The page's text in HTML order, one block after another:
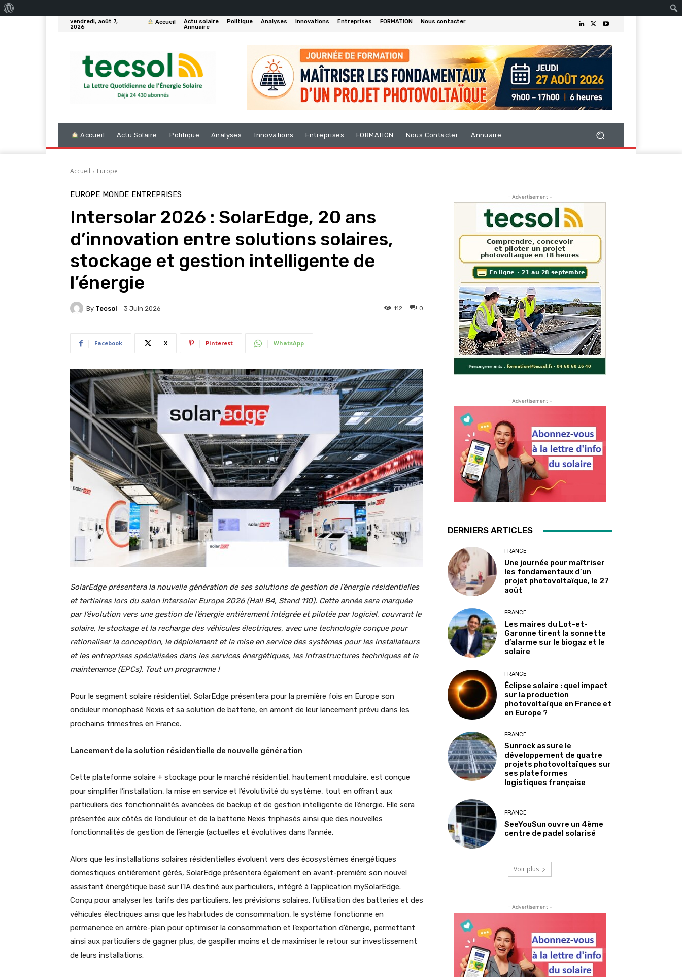
vendredi, août 7,
2026
Accueil Actu solaire Politique Analyses Innovations Entreprises FORMATION
Nous contacter
Annuaire
Accueil Actu Solaire Politique Analyses Innovations Entreprises FORMATION Nous Contacter Annuaire
Accueil Europe
EUROPE MONDE ENTREPRISES
Intersolar 2026 : SolarEdge, 20 ans
d’innovation entre solutions solaires,
stockage et gestion intelligente de
l’énergie
By Tecsol 3 Juin 2026 0
112
Facebook X Pinterest WhatsApp
SolarEdge présentera la nouvelle génération de ses solutions de gestion de l’énergie résidentielles
et tertiaires lors du salon Intersolar Europe 2026 (Hall B4, Stand 110). Cette année sera marquée
par l’évolution vers une gestion de l’énergie entièrement intégrée et pilotée par logiciel, couvrant le
solaire, le stockage et la recharge des véhicules électriques, avec une technologie conçue pour
rationaliser la conception, le déploiement et la mise en service des systèmes pour les installateurs
et les entreprises spécialisées dans les services énergétiques, les infrastructures techniques et la
maintenance (EPCs). Tout un programme !
Pour le segment solaire résidentiel, SolarEdge présentera pour la première fois en Europe son
onduleur monophasé Nexis et sa solution de batterie, en amont de leur lancement prévu dans les
prochains trimestres en France.
Lancement de la solution résidentielle de nouvelle génération
Cette plateforme solaire + stockage pour le marché résidentiel, hautement modulaire, est conçue
pour simplifier l’installation, la mise en service et l’évolutivité du système, tout en offrant aux
particuliers des fonctionnalités avancées de backup et de gestion intelligente de l’énergie. Elle sera
présentée aux côtés de l’onduleur et de la batterie Nexis triphasés ainsi que des nouvelles
fonctionnalités de gestion de l’énergie (actuelles et évolutives dans l’année.
Alors que les installations solaires résidentielles évoluent vers des écosystèmes énergétiques
domestiques entièrement gérés, SolarEdge présentera également en avant-première son nouvel
assistant énergétique basé sur l’IA destiné aux particuliers, intégré à l’application mySolarEdge.
Conçu pour analyser les tarifs des particuliers, les prévisions solaires, l’utilisation des batteries et des
véhicules électriques ainsi que les habitudes de consommation, le système fonctionne en
permanence en arrière-plan pour optimiser la consommation et l’exportation d’énergie, permettant
ainsi aux particuliers de gagner plus, de gaspiller moins et de maximiser le retour sur investissement
de leurs installations.
- Advertisement -
- Advertisement -
DERNIERS ARTICLES
FRANCE
Une journée pour maîtriser
les fondamentaux d’un
projet photovoltaïque, le 27
août
FRANCE
Les maires du Lot-et-
Garonne tirent la sonnette
d’alarme sur le biogaz et le
solaire
FRANCE
Éclipse solaire : quel impact
sur la production
photovoltaïque en France et
en Europe ?
FRANCE
Sunrock assure le
développement de quatre
projets photovoltaïques sur
ses plateformes
logistiques française
FRANCE
SeeYouSun ouvre un 4ème
centre de padel solarisé
Voir plus
- Advertisement -